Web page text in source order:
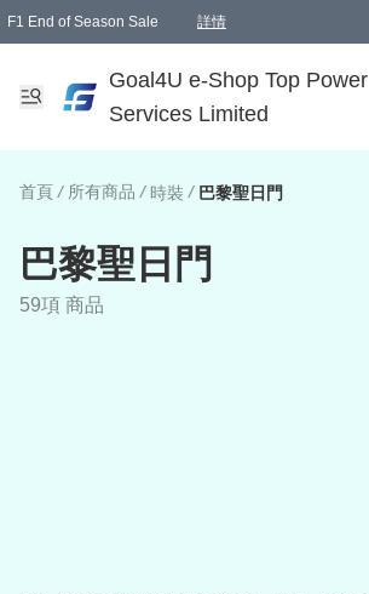
F1 End of Season Sale 詳情
Goal4U e-Shop Top Power
Services Limited
首頁 / 所有商品 / 時裝 / 巴黎聖日門
巴黎聖日門
59項 商品